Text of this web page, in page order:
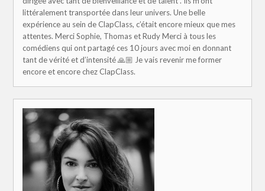
littéralement transportée dans leur univers. Une belle
expérience au sein de ClapClass, c’était encore mieux que mes
attentes. Merci Sophie, Thomas et Rudy Merci à tous les
comédiens qui ont partagé ces 10 jours avec moi en donnant
tant de vérité et d’intensité 🙏🏼 Je vais revenir me former
encore et encore chez ClapClass.